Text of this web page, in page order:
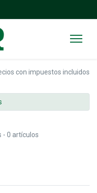
con impuestos incluidos
- 0 artículos